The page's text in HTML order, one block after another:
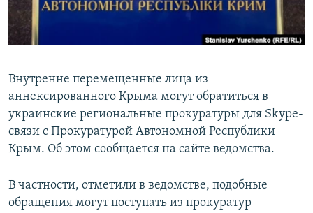
ПОБЕДИТЕЛЕЙ НЕ СУДЯТ?
КРЫМ.НЕПОКОРЕННЫЙ
УКРАИНСКАЯ ПРОБЛЕМА КРЫМА
ПРИСОЕДИНЯЙТЕСЬ!
Все сайты RFE/RL
Внутренне перемещенные лица из
аннексированного Крыма могут обратиться в
украинские региональные прокуратуры для Skype-
связи с Прокуратурой Автономной Республики
Крым. Об этом сообщается на сайте ведомства.
В частности, отметили в ведомстве, подобные
обращения могут поступать из прокуратур